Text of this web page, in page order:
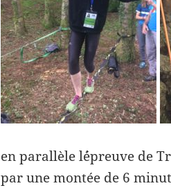
en parallèle l´épreuve de
par une montée de 6